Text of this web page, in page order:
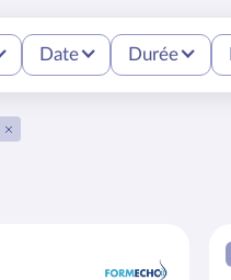
Date Durée